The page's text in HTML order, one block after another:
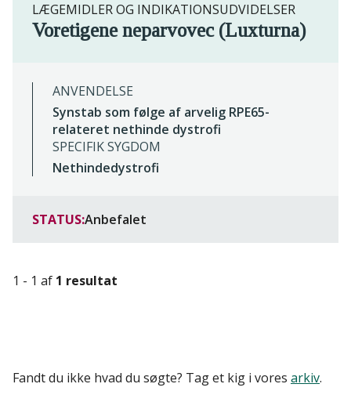
LÆGEMIDLER OG INDIKATIONSUDVIDELSER
Voretigene neparvovec (Luxturna)
ANVENDELSE
Synstab som følge af arvelig RPE65-
relateret nethinde dystrofi
SPECIFIK SYGDOM
Nethindedystrofi
STATUS:Anbefalet
1 - 1 af 1 resultat
Fandt du ikke hvad du søgte? Tag et kig i vores arkiv.